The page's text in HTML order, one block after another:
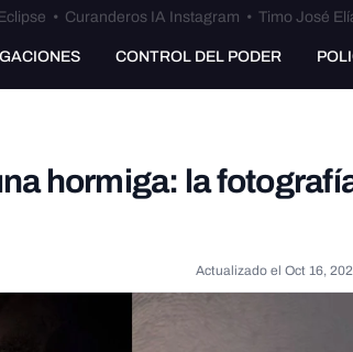
Eclipse • Curanderos IA Instagram • Timo José
CONTROL DEL PODER
hormiga: la
Actualizado el Oct 16,